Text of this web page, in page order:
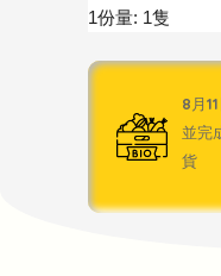
1份量: 1隻
8月
並完
貨